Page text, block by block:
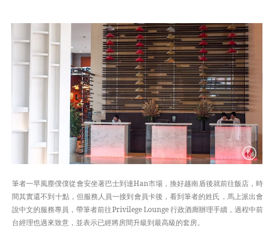
筆者一早風塵僕僕從會安坐著巴士到達Han市場，換好越南盾後就前往飯店，時
間其實還不到十點，但服務人員一接到會員卡後，看到筆者的姓氏，馬上派出會
說中文的服務專員，帶筆者前往Privilege Lounge 行政酒廊辦理手續，過程中前
台經理也過來致意，並表示已經將房間升級到最高級的套房。